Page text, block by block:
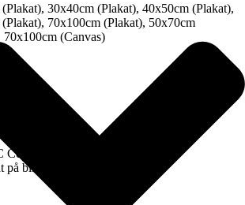
30x40cm (Plakat), 40x50cm (Plakat),
70x100cm (Plakat), 50x70cm
70x100cm (Canvas)
Certificeret Art canvas (Lærred).
blindramme.